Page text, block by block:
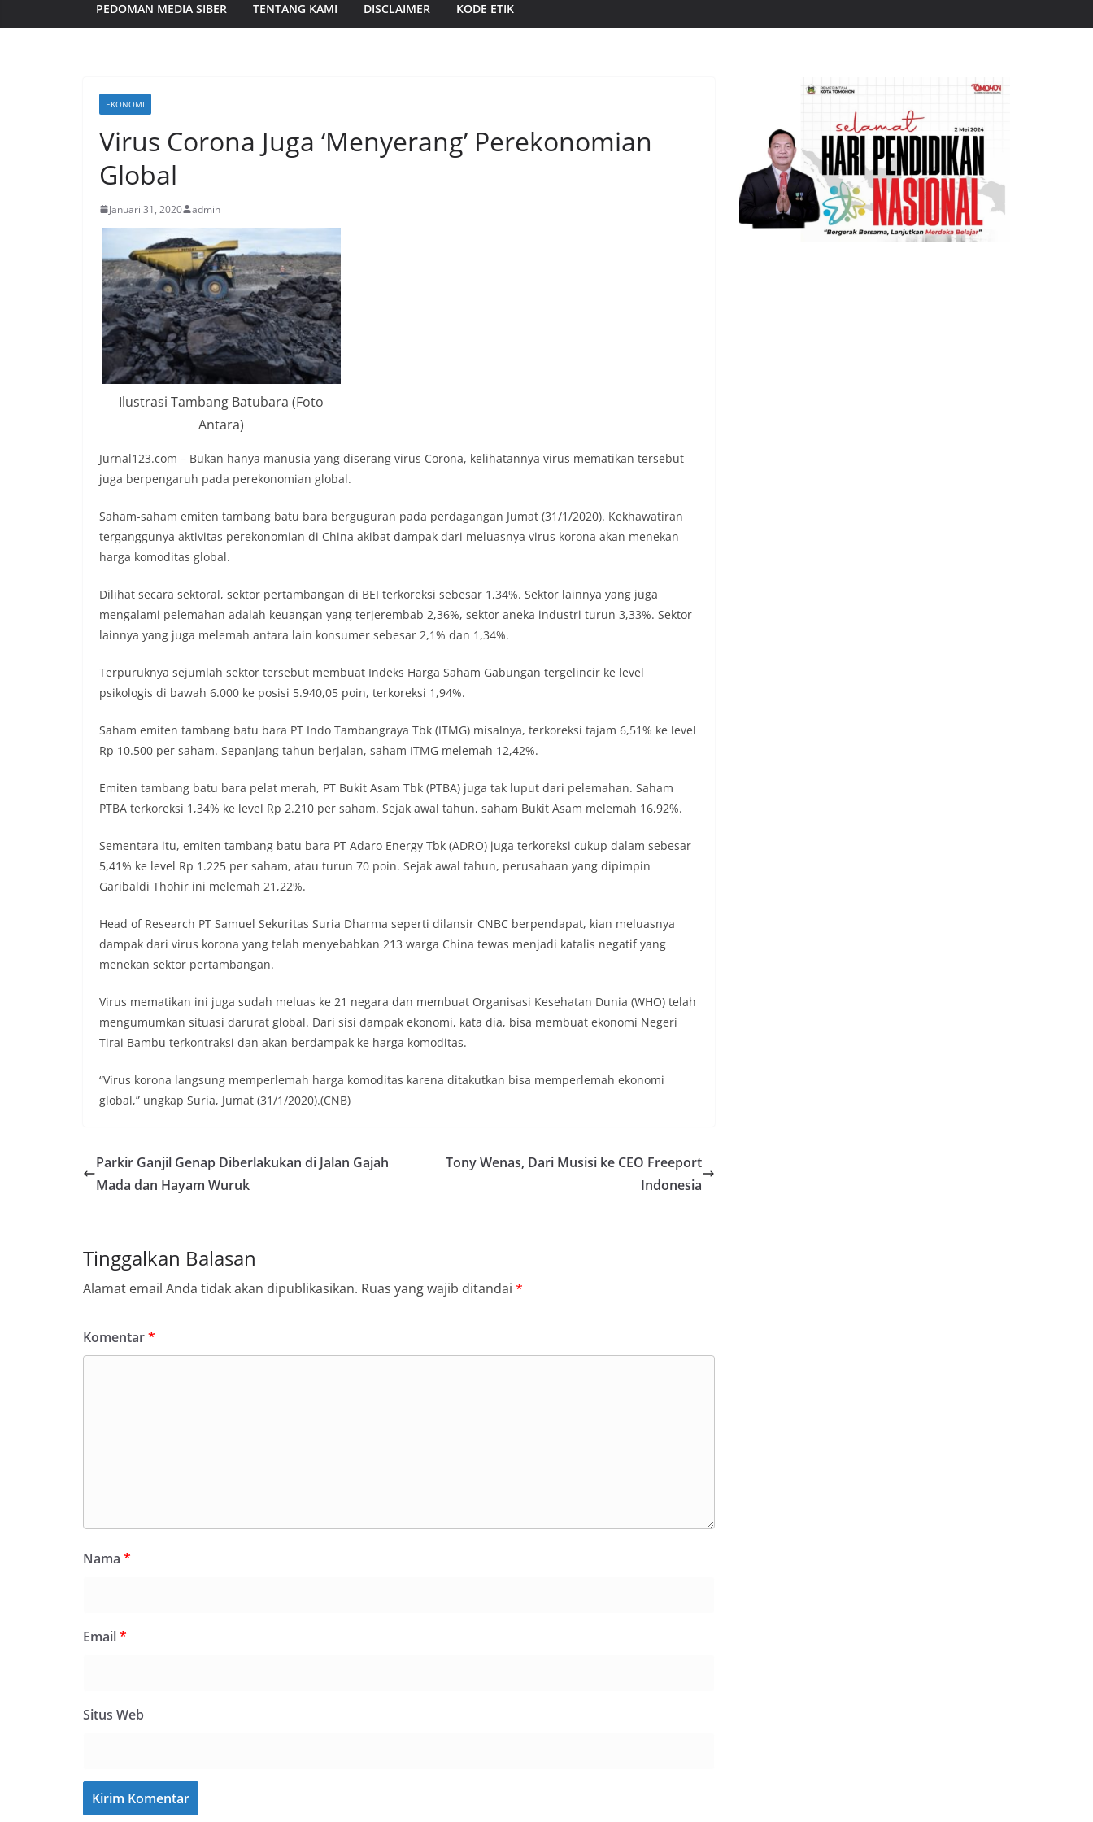
PEDOMAN MEDIA SIBER TENTANG KAMI DISCLAIMER KODE ETIK
EKONOMI
Virus Corona Juga ‘Menyerang’ Perekonomian
Global
Januari 31, 2020 admin
Ilustrasi Tambang Batubara (Foto
Antara)
Jurnal123.com – Bukan hanya manusia yang diserang virus Corona, kelihatannya virus mematikan tersebut
juga berpengaruh pada perekonomian global.
Saham-saham emiten tambang batu bara berguguran pada perdagangan Jumat (31/1/2020). Kekhawatiran
terganggunya aktivitas perekonomian di China akibat dampak dari meluasnya virus korona akan menekan
harga komoditas global.
Dilihat secara sektoral, sektor pertambangan di BEI terkoreksi sebesar 1,34%. Sektor lainnya yang juga
mengalami pelemahan adalah keuangan yang terjerembab 2,36%, sektor aneka industri turun 3,33%. Sektor
lainnya yang juga melemah antara lain konsumer sebesar 2,1% dan 1,34%.
Terpuruknya sejumlah sektor tersebut membuat Indeks Harga Saham Gabungan tergelincir ke level
psikologis di bawah 6.000 ke posisi 5.940,05 poin, terkoreksi 1,94%.
Saham emiten tambang batu bara PT Indo Tambangraya Tbk (ITMG) misalnya, terkoreksi tajam 6,51% ke level
Rp 10.500 per saham. Sepanjang tahun berjalan, saham ITMG melemah 12,42%.
Emiten tambang batu bara pelat merah, PT Bukit Asam Tbk (PTBA) juga tak luput dari pelemahan. Saham
PTBA terkoreksi 1,34% ke level Rp 2.210 per saham. Sejak awal tahun, saham Bukit Asam melemah 16,92%.
Sementara itu, emiten tambang batu bara PT Adaro Energy Tbk (ADRO) juga terkoreksi cukup dalam sebesar
5,41% ke level Rp 1.225 per saham, atau turun 70 poin. Sejak awal tahun, perusahaan yang dipimpin
Garibaldi Thohir ini melemah 21,22%.
Head of Research PT Samuel Sekuritas Suria Dharma seperti dilansir CNBC berpendapat, kian meluasnya
dampak dari virus korona yang telah menyebabkan 213 warga China tewas menjadi katalis negatif yang
menekan sektor pertambangan.
Virus mematikan ini juga sudah meluas ke 21 negara dan membuat Organisasi Kesehatan Dunia (WHO) telah
mengumumkan situasi darurat global. Dari sisi dampak ekonomi, kata dia, bisa membuat ekonomi Negeri
Tirai Bambu terkontraksi dan akan berdampak ke harga komoditas.
“Virus korona langsung memperlemah harga komoditas karena ditakutkan bisa memperlemah ekonomi
global,” ungkap Suria, Jumat (31/1/2020).(CNB)
Parkir Ganjil Genap Diberlakukan di Jalan Gajah
Mada dan Hayam Wuruk
Tony Wenas, Dari Musisi ke CEO Freeport
Indonesia
Tinggalkan Balasan
Alamat email Anda tidak akan dipublikasikan. Ruas yang wajib ditandai *
Komentar*
Nama *
Email*
Situs Web